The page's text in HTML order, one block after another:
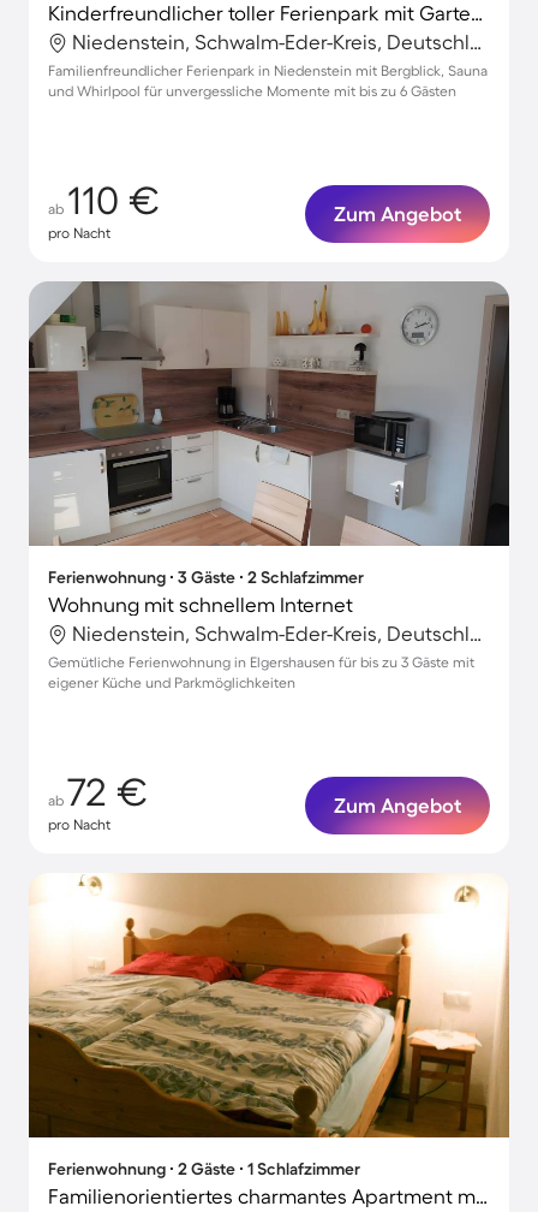
Kinderfreundlicher toller Ferienpark mit Garten, Grill und Whirlpool | Bergblick | Haustierfreundlich
Niedenstein, Schwalm-Eder-Kreis, Deutschland
Familienfreundlicher Ferienpark in Niedenstein mit Bergblick, Sauna
und Whirlpool für unvergessliche Momente mit bis zu 6 Gästen
ab 110 €
pro Nacht
Zum Angebot
Ferienwohnung ∙ 3 Gäste ∙ 2 Schlafzimmer
Wohnung mit schnellem Internet
Niedenstein, Schwalm-Eder-Kreis, Deutschland
Gemütliche Ferienwohnung in Elgershausen für bis zu 3 Gäste mit
eigener Küche und Parkmöglichkeiten
ab 72 €
pro Nacht
Zum Angebot
Ferienwohnung ∙ 2 Gäste ∙ 1 Schlafzimmer
Familienorientiertes charmantes Apartment mit Garten, schnellem Internet und Terrasse | Stadtblick | Perfekt für die Arbeit von Zuhause